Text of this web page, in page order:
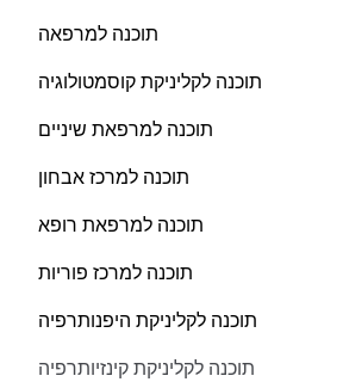
תוכנה למרפאה
תוכנה לקליניקת קוסמטולוגיה
תוכנה למרפאת שיניים
תוכנה למרכז אבחון
תוכנה למרפאת רופא
תוכנה למרכז פוריות
תוכנה לקליניקת היפנותרפיה
תוכנה לקליניקת קינזיותרפיה